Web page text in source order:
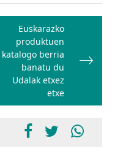
Euskarazko
produktuen
katalogo berria
banatu du
Udalak etxez
etxe